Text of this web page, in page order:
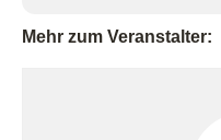
Mehr zum Veranstalter: